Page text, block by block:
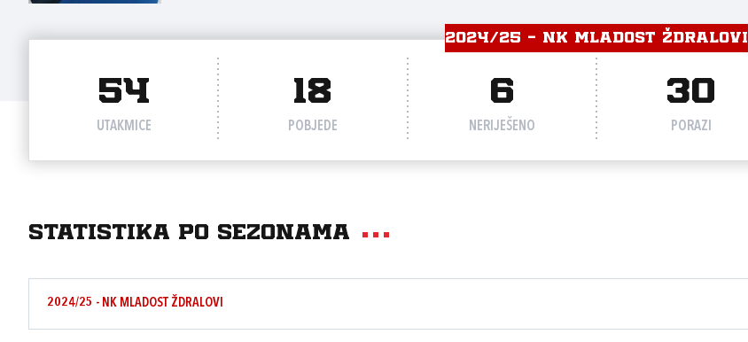
2024/25 - NK MLADOST ŽDRALOVI
54
UTAKMICE
18
POBJEDE
6
NERIJEŠENO
30
PORAZI
Statistika po sezonama
2024/25 - NK MLADOST ŽDRALOVI